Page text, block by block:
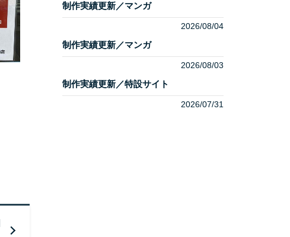
制作実績更新／マンガ
2026/08/04
制作実績更新／マンガ
2026/08/03
制作実績更新／特設サイト
2026/07/31